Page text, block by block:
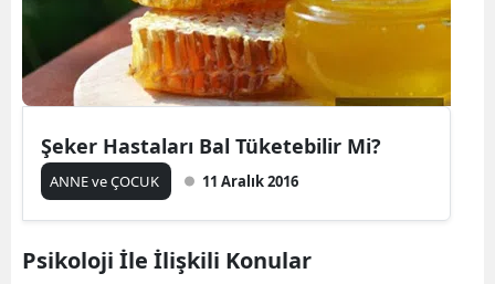
Şeker Hastaları Bal Tüketebilir Mi?
ANNE ve ÇOCUK 11 Aralık 2016
Psikoloji İle İlişkili Konular